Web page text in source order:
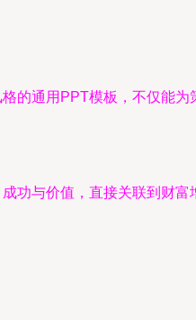
的通用PPT模板，不仅能为
功与价值，直接关联到财富